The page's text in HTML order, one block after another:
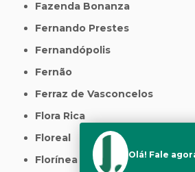
Fazenda Bonanza
Fernando Prestes
Fernandópolis
Fernão
Ferraz de Vasconcelos
Flora Rica
Floreal
Florínea
Olá! Fale